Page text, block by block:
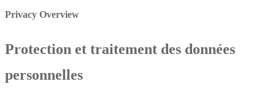
Privacy Overview
Protection et traitement des données
personnelles